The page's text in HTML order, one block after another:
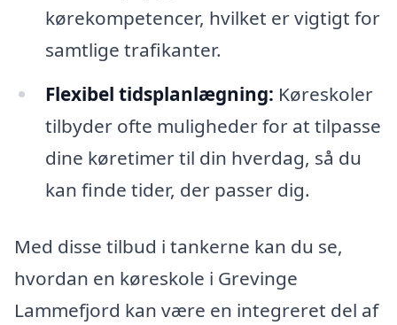
kørekompetencer, hvilket er vigtigt for
samtlige trafikanter.
Flexibel tidsplanlægning: Køreskoler
tilbyder ofte muligheder for at tilpasse
dine køretimer til din hverdag, så du
kan finde tider, der passer dig.
Med disse tilbud i tankerne kan du se,
hvordan en køreskole i Grevinge
Lammefjord kan være en integreret del af